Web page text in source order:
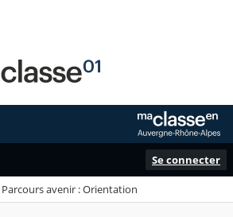
Se connecter
Parcours avenir : Orientation